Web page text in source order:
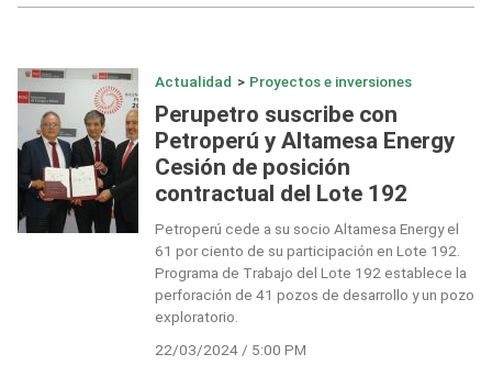
Actualidad > Proyectos e inversiones
Perupetro suscribe con
Petroperú y Altamesa Energy
Cesión de posición
contractual del Lote 192
Petroperú cede a su socio Altamesa Energy el
61 por ciento de su participación en Lote 192.
Programa de Trabajo del Lote 192 establece la
perforación de 41 pozos de desarrollo y un pozo
exploratorio.
22/03/2024 / 5:00 PM